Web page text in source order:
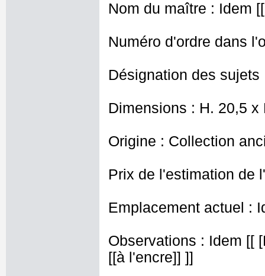
Nom du maître : Idem
Numéro d'ordre dans
Désignation des sujets
Dimensions : H. 20,5 x
Origine : Collection
Prix de l'estimation de
Emplacement actuel :
Observations : Idem [[
[[à l'encre]] ]]